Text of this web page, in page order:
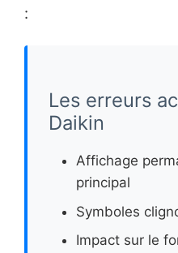
:
Les erreurs
Daikin
Affichage
principal
Symboles
Impact sur le